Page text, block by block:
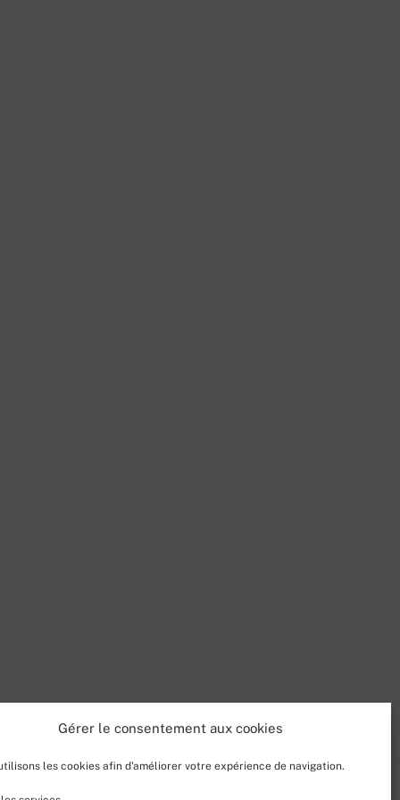
Gérer le consentement aux cookies
les cookies afin d'améliorer votre expérience de navigation.